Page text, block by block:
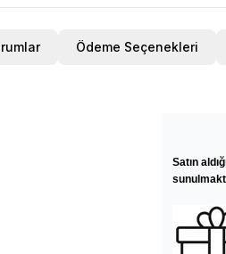
Ödeme Seçenekleri
Satın